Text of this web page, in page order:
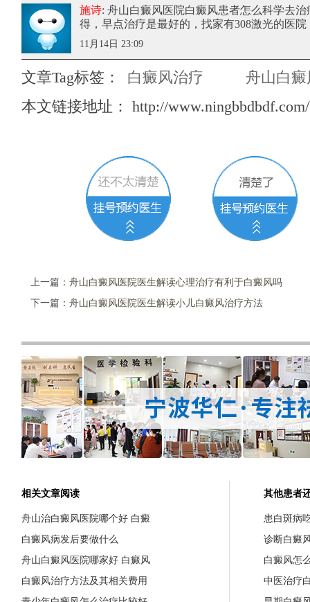
施诗: 舟山白癜风医院白癜风患者怎么科学去治
得，早点治疗是最好的，找家有308激光的医院
11月14日 23:09
文章Tag标签： 白癜风治疗
舟山白
本文链接地址： http://
上一篇： 舟山白癜风医院医生解读心理治疗有利于白癜风吗
下一篇： 舟山白癜风医院医生解读小儿白癜风治疗方法
相关文章阅读
舟山治白癜风医院哪个好 白癜
白癜风病发后要做什么
舟山白癜风医院哪家好 白癜风
白癜风治疗方法及其相关费用
其他患者
患白斑病
诊断白癜
白癜风怎
中医治疗